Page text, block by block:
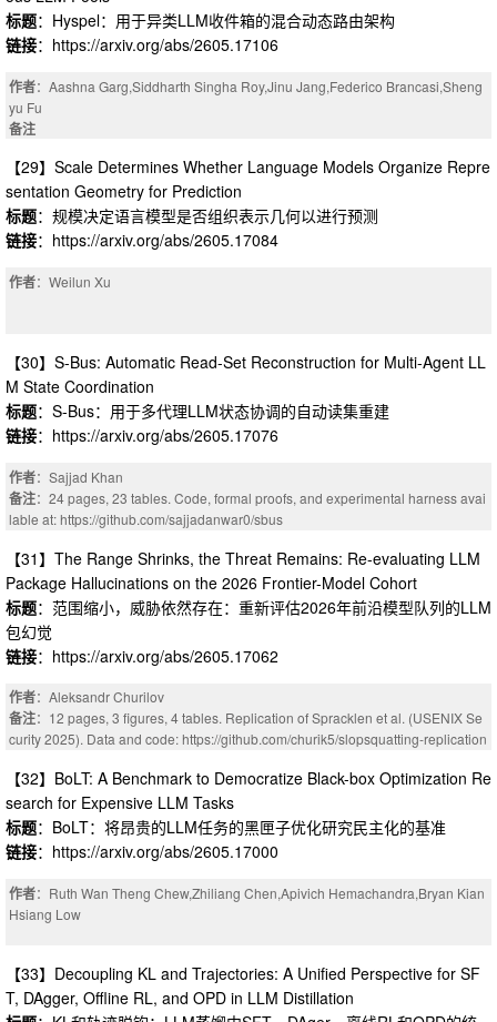
标题：Hyspel：用于异类LLM收件箱的混合动态路由架构
链接：https://arxiv.org/abs/2605.17106
作者：Aashna Garg,Siddharth Singha Roy,Jinu Jang,Federico Brancasi,Sheng
yu Fu
备注
wn deferred to v2
【29】Scale Determines Whether Language Models Organize Repre
sentation Geometry for Prediction
标题：规模决定语言模型是否组织表示几何以进行预测
链接：https://arxiv.org/abs/2605.17084
作者：Weilun Xu
【30】S-Bus: Automatic Read-Set Reconstruction for Multi-Agent LL
M State Coordination
标题：S-Bus：用于多代理LLM状态协调的自动读集重建
链接：https://arxiv.org/abs/2605.17076
作者：Sajjad Khan
备注：24 pages, 23 tables. Code, formal proofs, and experimental harness avai
lable at: https://github.com/sajjadanwar0/sbus
【31】The Range Shrinks, the Threat Remains: Re-evaluating LLM
Package Hallucinations on the 2026 Frontier-Model Cohort
标题：范围缩小，威胁依然存在：重新评估2026年前沿模型队列的LLM
包幻觉
链接：https://arxiv.org/abs/2605.17062
作者：Aleksandr Churilov
备注：12 pages, 3 figures, 4 tables. Replication of Spracklen et al. (USENIX Se
curity 2025). Data and code: https://github.com/churik5/slopsquatting-replication
【32】BoLT: A Benchmark to Democratize Black-box Optimization Re
search for Expensive LLM Tasks
标题：BoLT：将昂贵的LLM任务的黑匣子优化研究民主化的基准
链接：https://arxiv.org/abs/2605.17000
作者：Ruth Wan Theng Chew,Zhiliang Chen,Apivich Hemachandra,Bryan Kian
Hsiang Low
【33】Decoupling KL and Trajectories: A Unified Perspective for SF
T, DAgger, Offline RL, and OPD in LLM Distillation